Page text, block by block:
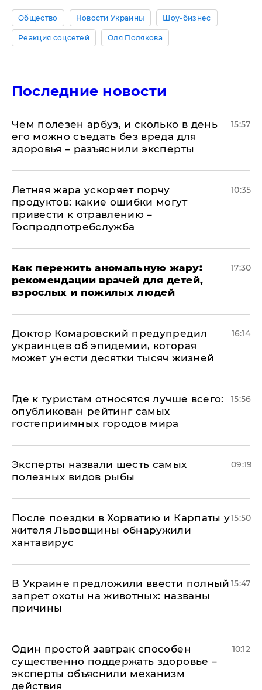
Общество Новости Украины Шоу-бизнес
Реакция соцсетей Оля Полякова
Последние новости
Чем полезен арбуз, и сколько в день
его можно съедать без вреда для
здоровья – разъяснили эксперты
15:57
Летняя жара ускоряет порчу
продуктов: какие ошибки могут
привести к отравлению –
Госпродпотребслужба
10:35
Как пережить аномальную жару:
рекомендации врачей для детей,
взрослых и пожилых людей
17:30
Доктор Комаровский предупредил
украинцев об эпидемии, которая
может унести десятки тысяч жизней
16:14
Где к туристам относятся лучше всего:
опубликован рейтинг самых
гостеприимных городов мира
15:56
Эксперты назвали шесть самых
полезных видов рыбы
09:19
После поездки в Хорватию и Карпаты у
жителя Львовщины обнаружили
хантавирус
15:50
В Украине предложили ввести полный
запрет охоты на животных: названы
причины
15:47
Один простой завтрак способен
существенно поддержать здоровье –
эксперты объяснили механизм
действия
10:12